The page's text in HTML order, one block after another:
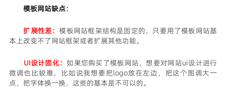
模板网站缺点：
扩展性差：模板网站框架结构是固定的，只要用了模板网站基
本上改变不了网站框架或者扩展其他功能。
UI设计固化： 如果您购买了模板网站，想要对网站ui设计进行
微调也比较难，比如说我想要把logo放在左边，把这个图调大一
点，把字体换一换，这些的基本是不可以的。